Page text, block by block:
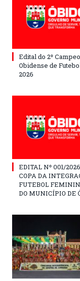
Edital do 2º
Obidense de
2026
EDITAL Nº 001/
COPA DA
FUTEBOL
DO MUNICÍPIO DE